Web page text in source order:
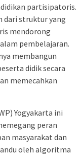
partisipatoris.
dari struktur yang
mendorong
pembelajaran.
membangun
didik secara
memecahkan
Yogyakarta ini
peran
masyarakat dan
oleh algoritma